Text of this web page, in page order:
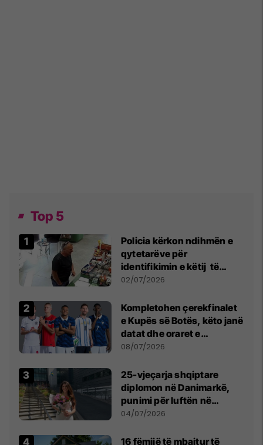
Top 5
Policia kërkon ndihmën e
qytetarëve për
identifikimin e këtij të
dyshuari
02/07/2026
Kompletohen çerekfinalet
e Kupës së Botës, këto janë
datat dhe oraret e
ndeshjeve
08/07/2026
25-vjeçarja shqiptare
diplomon në Danimarkë,
punimi për luftën në
Kosovë vlerësohet me
04/07/2026
16 fëmijë të mbajtur të